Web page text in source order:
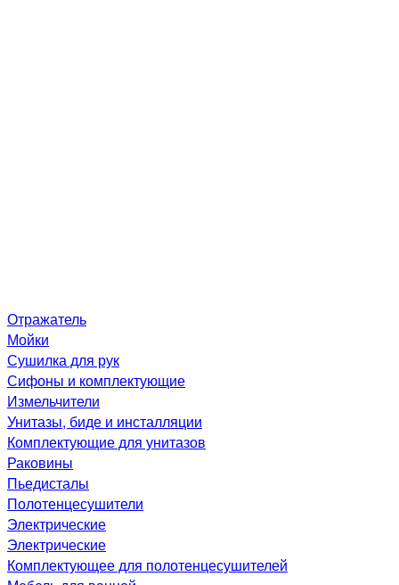
Отражатель
Мойки
Сушилка для рук
Сифоны и комплектующие
Измельчители
Унитазы, биде и инсталляции
Комплектующие для унитазов
Раковины
Пьедисталы
Полотенцесушители
Электрические
Электрические
Комплектующее для полотенцесушителей